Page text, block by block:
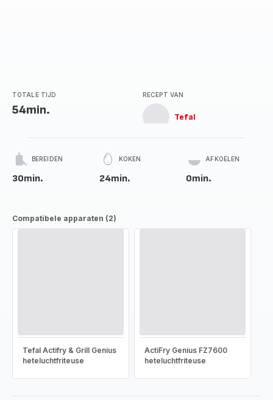
TOTALE TIJD
54min.
RECEPT VAN
Tefal
BEREIDEN
30min.
KOKEN
24min.
AFKOELEN
0min.
Compatibele apparaten (2)
Tefal Actifry & Grill Genius
heteluchtfriteuse
ActiFry Genius FZ7600
heteluchtfriteuse